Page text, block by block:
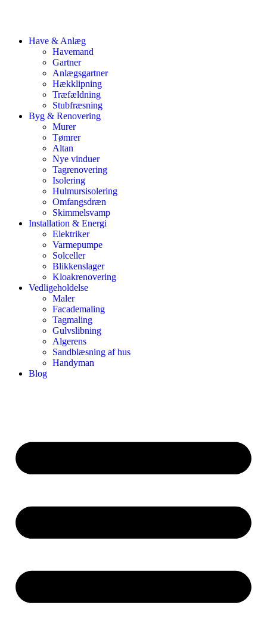
Have & Anlæg
Havemand
Gartner
Anlægsgartner
Hækklipning
Træfældning
Stubfræsning
Byg & Renovering
Murer
Tømrer
Altan
Nye vinduer
Tagrenovering
Isolering
Hulmursisolering
Omfangsdræn
Skimmelsvamp
Installation & Energi
Elektriker
Varmepumpe
Solceller
Blikkenslager
Kloakrenovering
Vedligeholdelse
Maler
Facademaling
Tagmaling
Gulvslibning
Algerens
Sandblæsning af hus
Handyman
Blog